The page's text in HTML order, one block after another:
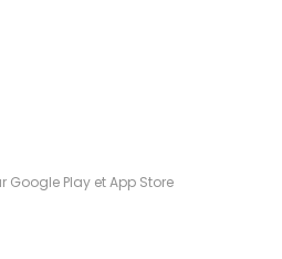
Google Play et App Store